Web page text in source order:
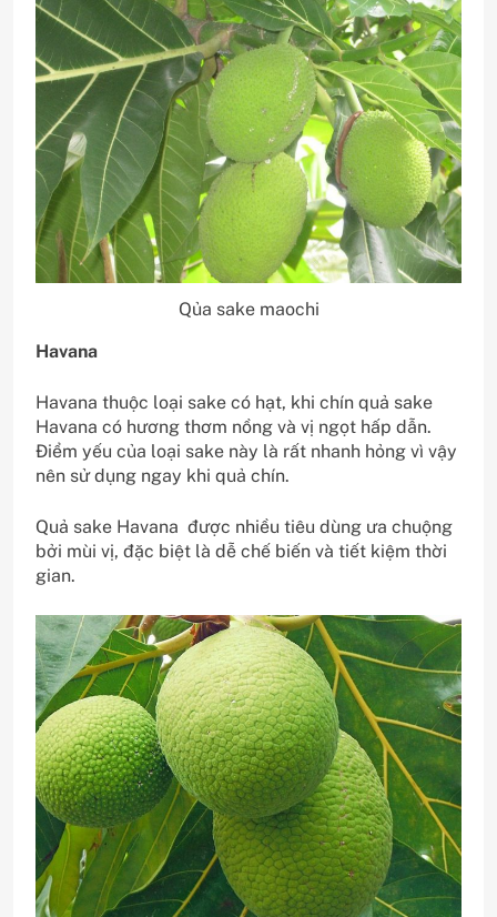
Qủa sake maochi
Havana
Havana thuộc loại sake có hạt, khi chín quả sake
Havana có hương thơm nồng và vị ngọt hấp dẫn.
Điểm yếu của loại sake này là rất nhanh hỏng vì vậy
nên sử dụng ngay khi quả chín.
Quả sake Havana được nhiều tiêu dùng ưa chuộng
bởi mùi vị, đặc biệt là dễ chế biến và tiết kiệm thời
gian.